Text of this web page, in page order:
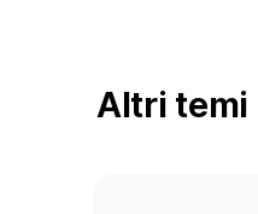
Altri temi